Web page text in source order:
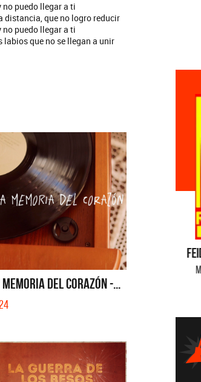
no puedo llegar a ti
distancia, que no logro reducir
no puedo llegar a ti
labios que no se llegan a unir
DEL CORAZÓN -...
YO SOY - SINGLE
Feid